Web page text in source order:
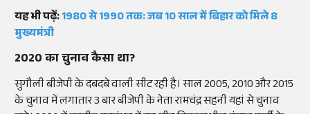
यह भी पढ़ें:1980 से 1990 तक: जब 10 साल में बिहार को मिले 8
मुख्यमंत्री
2020 का चुनाव कैसा था?
सुगौली बीजेपी के दबदबे वाली सीट रही है। साल 2005, 2010 और 2015
के चुनाव में लगातार 3 बार बीजेपी के नेता रामचंद्र सहनी यहां से चुनाव